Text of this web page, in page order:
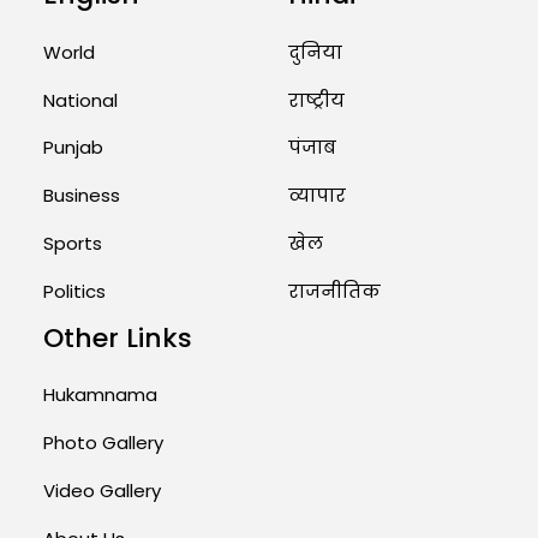
Rates of 23 Medicines Changed
Government’s Big...
August 1, 2026 11:23 AM
World
National
Punjab
Business
Sports
Politics
दुनिया
राष्ट्रीय
पंजाब
व्यापार
खेल
राजनीतिक
Other Links
Hukamnama
Photo Gallery
Video Gallery